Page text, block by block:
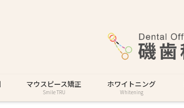
マウスピース矯正
Smile TRU
ホワイトニング
Whitening